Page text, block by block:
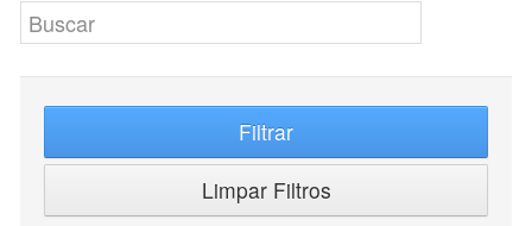
Filtrar
Limpar Filtros